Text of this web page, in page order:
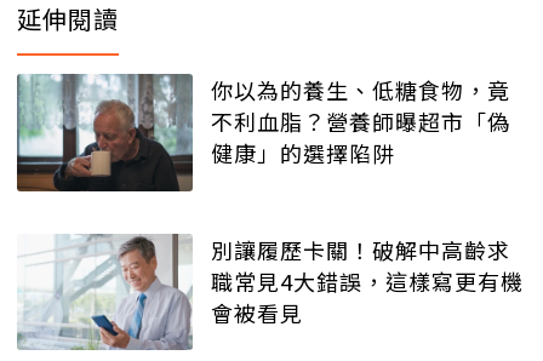
延伸閱讀
你以為的養生、低糖食物，竟
不利血脂？營養師曝超市「偽
健康」的選擇陷阱
別讓履歷卡關！破解中高齡求
職常見4大錯誤，這樣寫更有機
會被看見